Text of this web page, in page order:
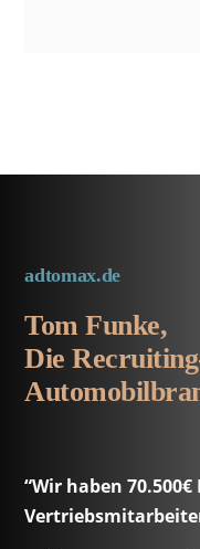
adtomax.de
Tom Funke,
Die
“Wir haben